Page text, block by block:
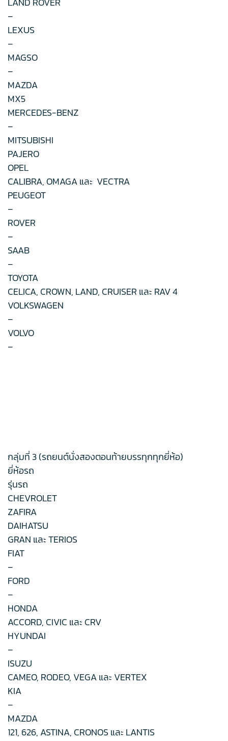
–
LEXUS
–
MAGSO
–
MAZDA
MX5
MERCEDES-BENZ
–
MITSUBISHI
PAJERO
OPEL
CALIBRA, OMAGA และ VECTRA
PEUGEOT
–
ROVER
–
SAAB
–
TOYOTA
CELICA, CROWN, LAND, CRUISER และ RAV 4
VOLKSWAGEN
–
VOLVO
–
กลุ่มที่ 3 (รถยนต์นั่งสองตอนท้ายบรรทุกทุกยี่ห้อ)
ยี่ห้อรถ
รุ่นรถ
CHEVROLET
ZAFIRA
DAIHATSU
GRAN และ TERIOS
FIAT
–
FORD
–
HONDA
ACCORD, CIVIC และ CRV
HYUNDAI
–
ISUZU
CAMEO, RODEO, VEGA และ VERTEX
KIA
–
MAZDA
121, 626, ASTINA, CRONOS และ LANTIS